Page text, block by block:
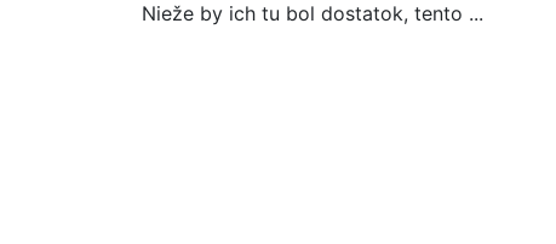
Nieže by ich tu bol dostatok, tento ...